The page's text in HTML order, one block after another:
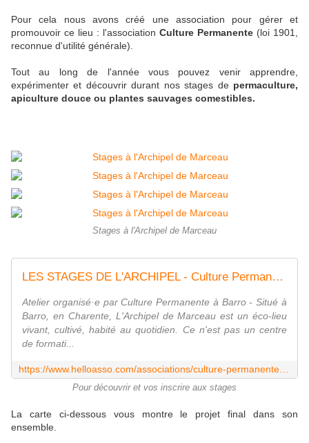
Pour cela nous avons créé une association pour gérer et
promouvoir ce lieu : l'association Culture Permanente (loi 1901,
reconnue d'utilité générale).
Tout au long de l'année vous pouvez venir apprendre,
expérimenter et découvrir durant nos stages de permaculture,
apiculture douce ou plantes sauvages comestibles.
Stages à l'Archipel de Marceau
LES STAGES DE L'ARCHIPEL - Culture Permanente
Atelier organisé·e par Culture Permanente à Barro - Situé à
Barro, en Charente, L'Archipel de Marceau est un éco-lieu
vivant, cultivé, habité au quotidien. Ce n'est pas un centre
de formati...
Pour découvrir et vos inscrire aux stages
La carte ci-dessous vous montre le projet final dans son
ensemble.